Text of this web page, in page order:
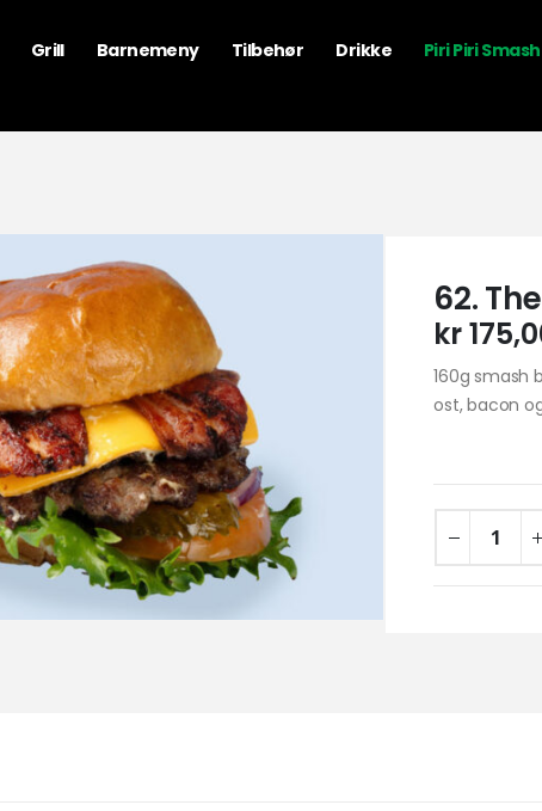
Grill Barnemeny Tilbehør Drikke Piri Piri
62.
kr
160g smash
ost, bacon